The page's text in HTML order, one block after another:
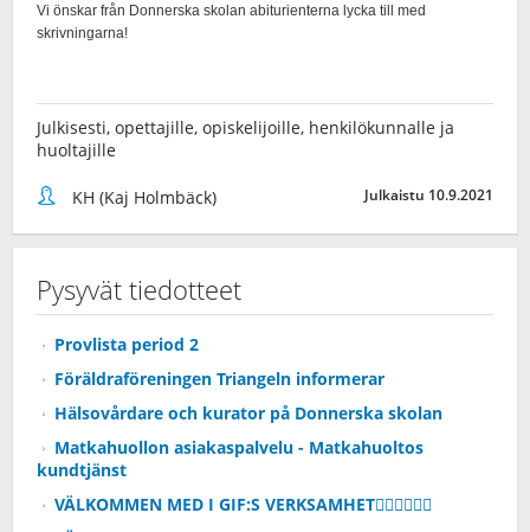
Julkisesti, opettajille, opiskelijoille, henkilökunnalle ja
huoltajille
KH (Kaj Holmbäck) Julkaistu 10.9.2021
Pysyvät tiedotteet
Provlista period 2
Föräldraföreningen Triangeln informerar
Hälsovårdare och kurator på Donnerska skolan
Matkahuollon asiakaspalvelu - Matkahuoltos
kundtjänst
VÄLKOMMEN MED I GIF:S VERKSAMHET🏃🏻‍♂️🏃🏼‍♀️